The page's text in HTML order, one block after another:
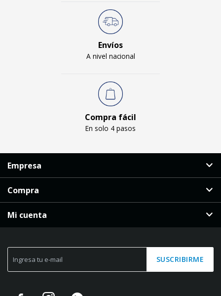
Envíos
A nivel nacional
Compra fácil
En solo 4 pasos
SUSCRIBIRME
Empresa
Compra
Mi cuenta